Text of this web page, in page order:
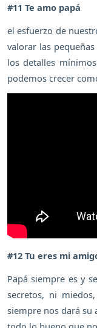
#11 Te amo papá
el esfuerzo de
valorar las
los detalles
podemos crecer
#12 Tu eres mi
Papá siempre es y
secretos, ni
siempre nos dará su